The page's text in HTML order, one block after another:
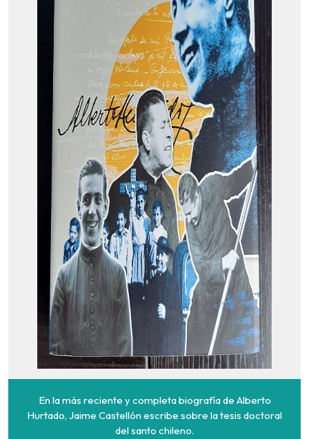
En la más reciente y completa biografía de Alberto
Hurtado, Jaime Castellón escribe sobre la tesis doctoral
del santo chileno.